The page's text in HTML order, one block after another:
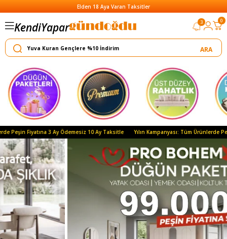
Elden 18 Aya Varan Taksitler
KendiYapar
Satar
3 0
3 Ay Ödemesiz 10 Ay Taksitle Yılın Kampanyası: Tüm Ürünlerde Peşin Fiyatına